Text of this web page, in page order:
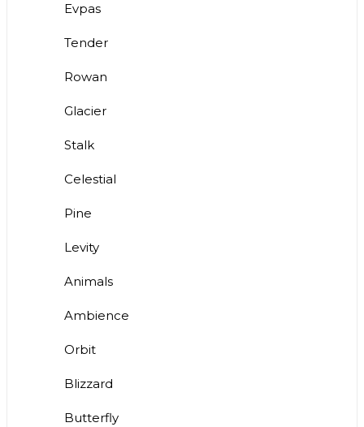
Evpas
Tender
Rowan
Glacier
Stalk
Celestial
Pine
Levity
Animals
Ambience
Orbit
Blizzard
Butterfly